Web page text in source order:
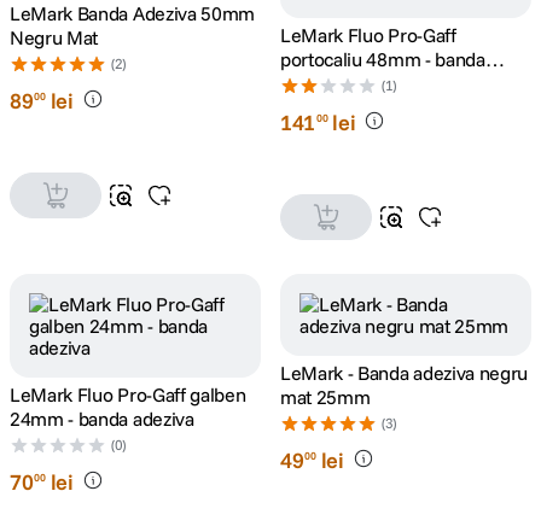
LeMark Banda Adeziva 50mm
Negru Mat
(2)
8900 lei
LeMark Fluo Pro-Gaff
portocaliu 48mm - banda
adeziva
(1)
14100 lei
LeMark Fluo Pro-Gaff galben
24mm - banda adeziva
(0)
7000 lei
LeMark - Banda adeziva negru
mat 25mm
(3)
4900 lei